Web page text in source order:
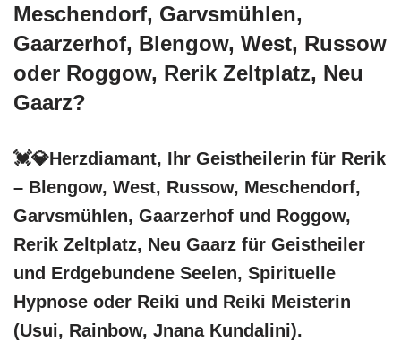
Meschendorf, Garvsmühlen,
Gaarzerhof, Blengow, West, Russow
oder Roggow, Rerik Zeltplatz, Neu
Gaarz?
💓️💎Herzdiamant, Ihr Geistheilerin für Rerik
– Blengow, West, Russow, Meschendorf,
Garvsmühlen, Gaarzerhof und Roggow,
Rerik Zeltplatz, Neu Gaarz für Geistheiler
und Erdgebundene Seelen, Spirituelle
Hypnose oder Reiki und Reiki Meisterin
(Usui, Rainbow, Jnana Kundalini).